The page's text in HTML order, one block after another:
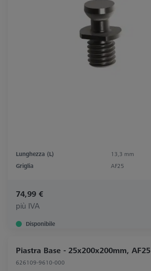
Lunghezza (L)
13,3 mm
Griglia
AF25
74,99 €
più IVA
Disponibile
Piastra Base - 25x200x200mm, AF25
626109-9610-000